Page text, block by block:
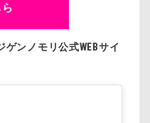
ンノモリ公式WEBサイ